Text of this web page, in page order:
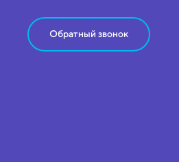
Обратный звонок